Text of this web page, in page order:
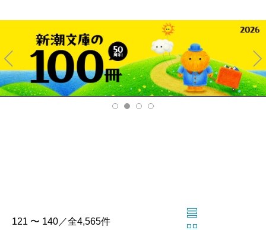
Pre
v
Ne
xt
121 〜 140／全4,565件